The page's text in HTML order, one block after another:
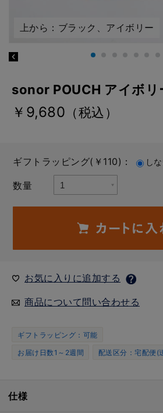
上から：ブラック、アイボリー
sonor POUCH アイボ
￥9,680 （税込）
ギフトラッピング(￥110)： し
数量
お気に入りに追加する
商品について問い合わせる
ギフトラッピング：可能
お届け日数1～2週間
配送区分：宅配便(
仕様